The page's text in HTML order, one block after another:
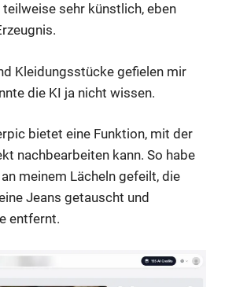
sehr künstlich, eben
Kleidungsstücke gefielen mir
die KI ja nicht wissen.
bietet eine Funktion, mit der
nachbearbeiten kann. So habe
meinem Lächeln gefeilt, die
Jeans getauscht und
entfernt.